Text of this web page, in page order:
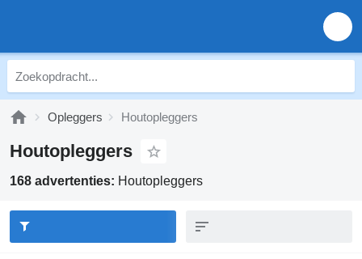
Opleggers Houtopleggers
Houtopleggers
168 advertenties: Houtopleggers